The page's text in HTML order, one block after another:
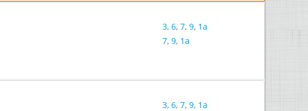
3, 6, 7, 9, 1a
7, 9, 1a
3, 6, 7, 9, 1a